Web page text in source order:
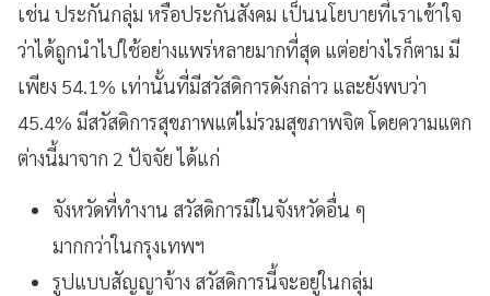
เช่น ประกันกลุ่ม หรือประกันสังคม เป็นนโยบายที่เราเข้าใจ
ว่าได้ถูกนำไปใช้อย่างแพร่หลายมากที่สุด แต่อย่างไรก็ตาม มี
เพียง 54.1% เท่านั้นที่มีสวัสดิการดังกล่าว และยังพบว่า
45.4% มีสวัสดิการสุขภาพแต่ไม่รวมสุขภาพจิต โดยความแตก
ต่างนี้มาจาก 2 ปัจจัย ได้แก่
จังหวัดที่ทำงาน สวัสดิการมีในจังหวัดอื่น ๆ
มากกว่าในกรุงเทพฯ
รูปแบบสัญญาจ้าง สวัสดิการนี้จะอยู่ในกลุ่ม